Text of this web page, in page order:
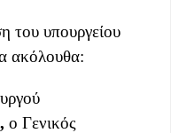
του υπουργείου
ακόλουθα:
ο Γενικός